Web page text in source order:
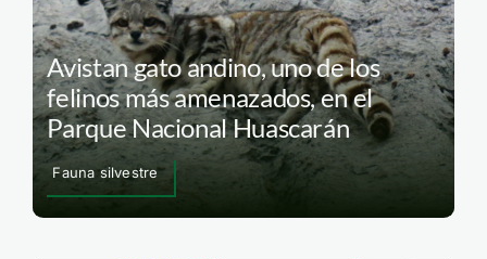
Avistan gato andino, uno de los
felinos más amenazados, en el
Parque Nacional Huascarán
Fauna silvestre